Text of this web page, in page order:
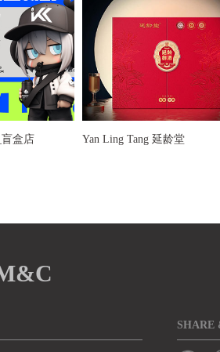
盒店 Yan Ling Tang 延龄堂
SHARE